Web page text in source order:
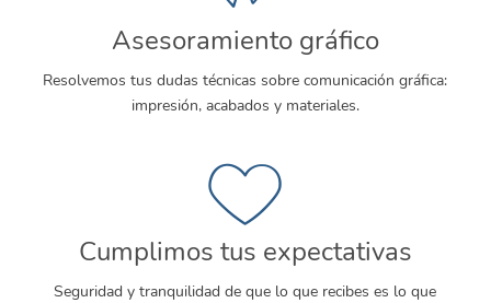
Asesoramiento gráfico
Resolvemos tus dudas técnicas sobre comunicación gráfica:
impresión, acabados y materiales.
Cumplimos tus expectativas
Seguridad y tranquilidad de que lo que recibes es lo que